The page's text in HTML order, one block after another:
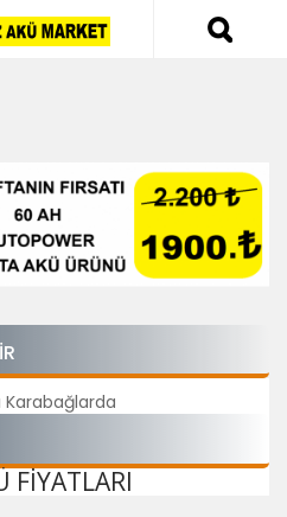
Karabağlarda
FIYATLARI